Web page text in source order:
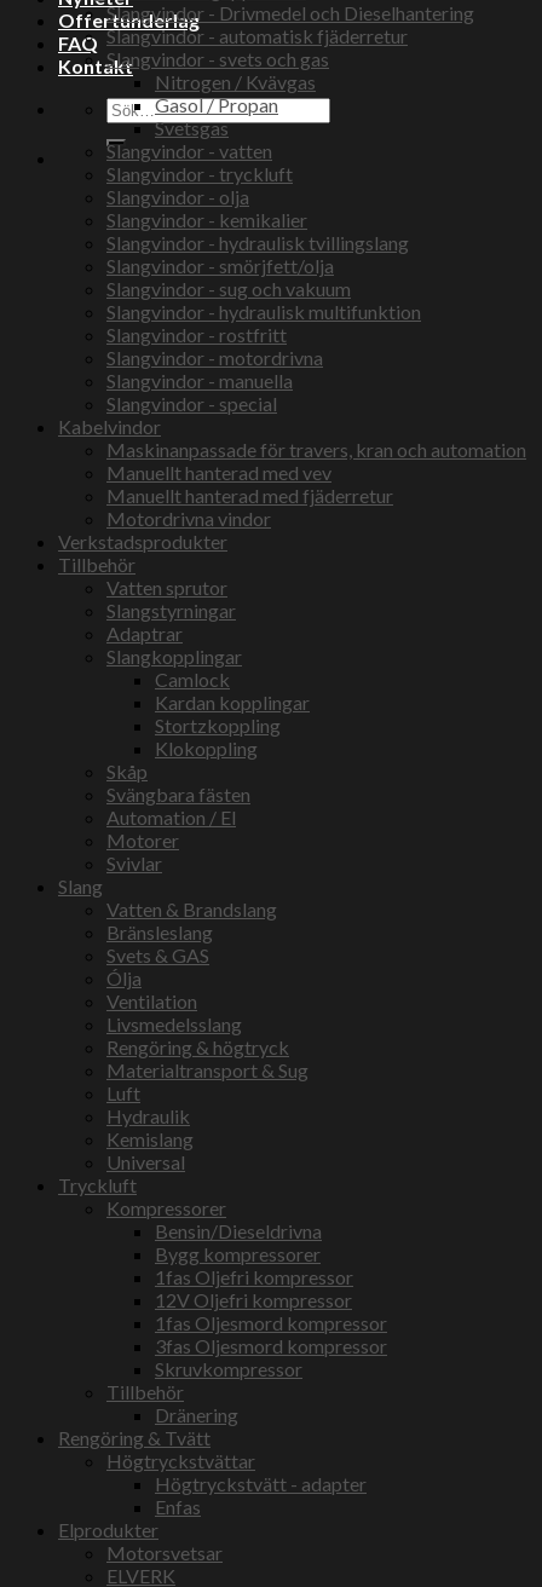
Offertunderlag
FAQ
Kontakt
Sök
efter:
Slangvindor - Drivmedel och Dieselhantering
Slangvindor - automatisk fjäderretur
Slangvindor - svets och gas
Nitrogen / Kvävgas
Gasol / Propan
Svetsgas
Slangvindor - vatten
Slangvindor - tryckluft
Slangvindor - olja
Slangvindor - kemikalier
Slangvindor - hydraulisk tvillingslang
Slangvindor - smörjfett/olja
Slangvindor - sug och vakuum
Slangvindor - hydraulisk multifunktion
Slangvindor - rostfritt
Slangvindor - motordrivna
Slangvindor - manuella
Slangvindor - special
Kabelvindor
Maskinanpassade för travers, kran och automation
Manuellt hanterad med vev
Manuellt hanterad med fjäderretur
Motordrivna vindor
Verkstadsprodukter
Tillbehör
Vatten sprutor
Slangstyrningar
Adaptrar
Slangkopplingar
Camlock
Kardan kopplingar
Stortzkoppling
Klokoppling
Skåp
Svängbara fästen
Automation / El
Motorer
Svivlar
Slang
Vatten & Brandslang
Bränsleslang
Svets & GAS
Ólja
Ventilation
Livsmedelsslang
Rengöring & högtryck
Materialtransport & Sug
Luft
Hydraulik
Kemislang
Universal
Tryckluft
Kompressorer
Bensin/Dieseldrivna
Bygg kompressorer
1fas Oljefri kompressor
12V Oljefri kompressor
1fas Oljesmord kompressor
3fas Oljesmord kompressor
Skruvkompressor
Tillbehör
Dränering
Rengöring & Tvätt
Högtryckstvättar
Högtryckstvätt - adapter
Enfas
Elprodukter
Motorsvetsar
ELVERK